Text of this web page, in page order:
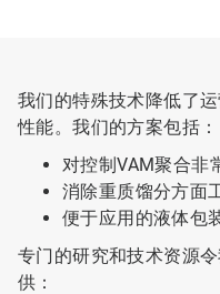
我们的特殊技术降低了
性能。我们的方案包括：
对控制VAM聚合非
消除重质馏分方面
便于应用的液体包
专门的研究和技术资源
供：